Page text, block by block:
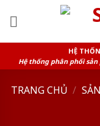
HỆ
Hệ thống phân phối
TRANG CHỦ /